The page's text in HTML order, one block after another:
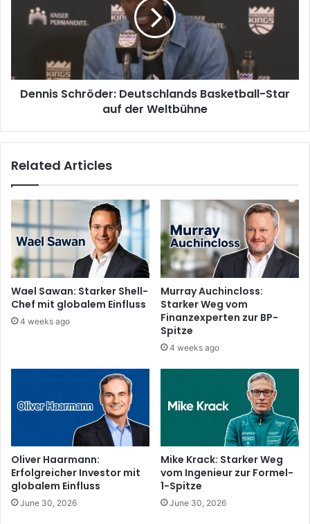
Dennis Schröder: Deutschlands Basketball-Star
auf der Weltbühne
Related Articles
Wael Sawan: Starker Shell-
Chef mit globalem Einfluss
4 weeks ago
Murray Auchincloss:
Starker Weg vom
Finanzexperten zur BP-
Spitze
4 weeks ago
Oliver Haarmann:
Erfolgreicher Investor mit
globalem Einfluss
June 30, 2026
Mike Krack: Starker Weg
vom Ingenieur zur Formel-
1-Spitze
June 30, 2026